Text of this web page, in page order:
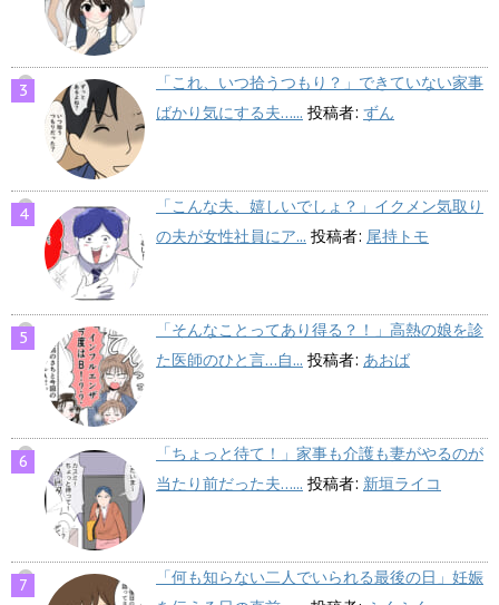
「これ、いつ拾うつもり？」できていない家事
ばかり気にする夫…... 投稿者: ずん
「こんな夫、嬉しいでしょ？」イクメン気取り
の夫が女性社員にア... 投稿者: 尾持トモ
「そんなことってあり得る？！」高熱の娘を診
た医師のひと言…自... 投稿者: あおば
「ちょっと待て！」家事も介護も妻がやるのが
当たり前だった夫…... 投稿者: 新垣ライコ
「何も知らない二人でいられる最後の日」妊娠